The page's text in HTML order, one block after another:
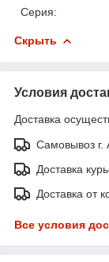
Серия:
Скрыть
Условия
Доставка
Самовывоз г.
Доставка
Доставка от
Все условия